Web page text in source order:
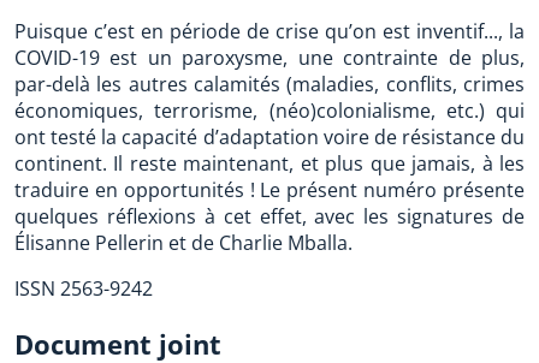
Puisque c’est en période de crise qu’on est inventif..., la
COVID-19 est un paroxysme, une contrainte de plus,
par-delà les autres calamités (maladies, conflits, crimes
économiques, terrorisme, (néo)colonialisme, etc.) qui
ont testé la capacité d’adaptation voire de résistance du
continent. Il reste maintenant, et plus que jamais, à les
traduire en opportunités ! Le présent numéro présente
quelques réflexions à cet effet, avec les signatures de
Élisanne Pellerin et de Charlie Mballa.
ISSN 2563-9242
Document joint